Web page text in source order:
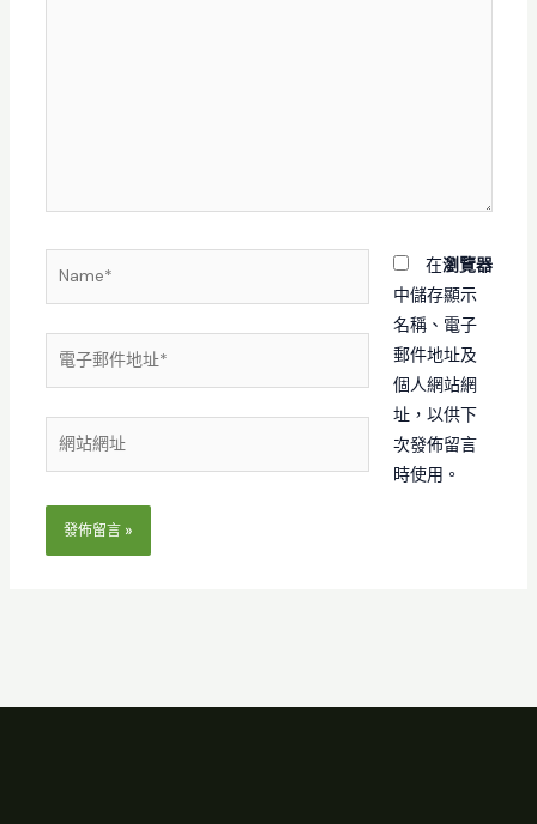
電
件
地
在瀏覽器
中儲存顯示
名稱、電子
郵件地址及
個人網站網
址，以供下
次發佈留言
時使用。